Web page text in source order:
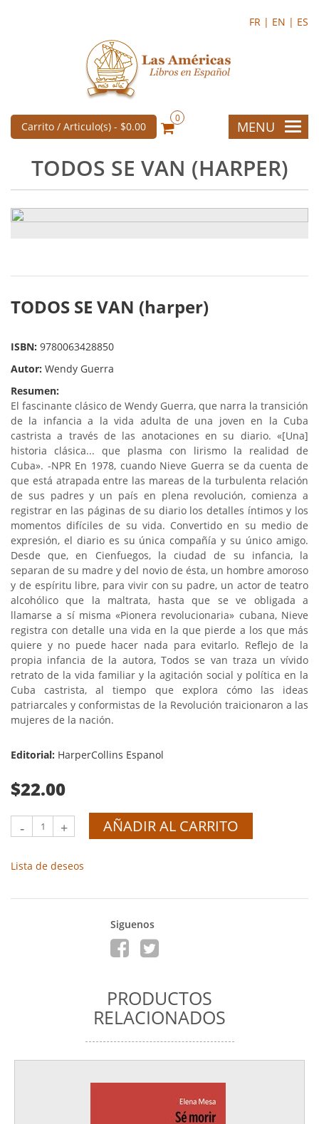
FR | EN | ES
Carrito / Articulo(s) - $0.00
0
MENU
TODOS SE VAN (HARPER)
TODOS SE VAN (harper)
ISBN: 9780063428850
Autor: Wendy Guerra
Resumen:
El fascinante clásico de Wendy Guerra, que narra la transición
de la infancia a la vida adulta de una joven en la Cuba
castrista a través de las anotaciones en su diario. «[Una]
historia clásica... que plasma con lirismo la realidad de
Cuba». -NPR En 1978, cuando Nieve Guerra se da cuenta de
que está atrapada entre las mareas de la turbulenta relación
de sus padres y un país en plena revolución, comienza a
registrar en las páginas de su diario los detalles íntimos y los
momentos difíciles de su vida. Convertido en su medio de
expresión, el diario es su única compañía y su único amigo.
Desde que, en Cienfuegos, la ciudad de su infancia, la
separan de su madre y del novio de ésta, un hombre amoroso
y de espíritu libre, para vivir con su padre, un actor de teatro
alcohólico que la maltrata, hasta que se ve obligada a
llamarse a sí misma «Pionera revolucionaria» cubana, Nieve
registra con detalle una vida en la que pierde a los que más
quiere y no puede hacer nada para evitarlo. Reflejo de la
propia infancia de la autora, Todos se van traza un vívido
retrato de la vida familiar y la agitación social y política en la
Cuba castrista, al tiempo que explora cómo las ideas
patriarcales y conformistas de la Revolución traicionaron a las
mujeres de la nación.
Editorial: HarperCollins Espanol
$22.00
- + AÑADIR AL CARRITO
Lista de deseos
Siguenos
PRODUCTOS
RELACIONADOS